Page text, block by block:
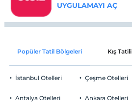
UYGULAMAYI AÇ
Popüler Tatil Bölgeleri Kış Tatili
İstanbul Otelleri
Antalya Otelleri
Çeşme Otelleri
Ankara Otelleri